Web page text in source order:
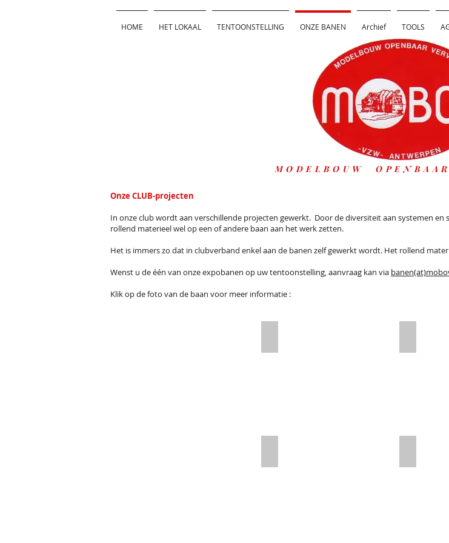
HOME HET LOKAAL TENTOONSTELLING ONZE BANEN Archief TOOLS
MODELBOUW
Onze CLUB-projecten
In onze club wordt aan verschillende projecten gewerkt. Door de diversiteit aan systemen en
rollend materieel wel op een of andere baan aan het werk zetten.
Het is immers zo dat in clubverband enkel aan de banen zelf gewerkt wordt. Het rollend
Wenst u de één van onze expobanen op uw tentoonstelling, aanvraag kan via
Klik op de foto van de baan voor meer informatie :